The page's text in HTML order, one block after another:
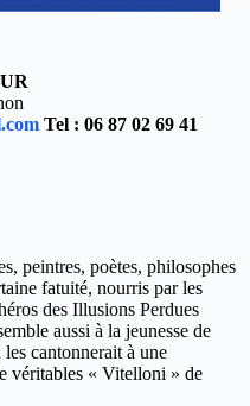
Tel : 06 87 02 69 41
peintres, poètes, philosophes
fatuité, nourris par les
des Illusions Perdues
aussi à la jeunesse de
cantonnerait à une
véritables « Vitelloni » de